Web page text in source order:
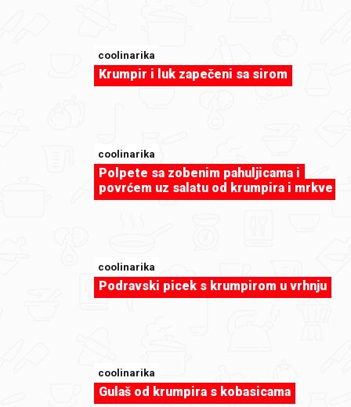
sweet-tooth
coolinarika
Krumpir i luk zapečeni sa sirom
coolinarika
Polpete sa zobenim pahuljicama i
povrćem uz salatu od krumpira i mrkve
coolinarika
Podravski picek s krumpirom u vrhnju
coolinarika
Gulaš od krumpira s kobasicama